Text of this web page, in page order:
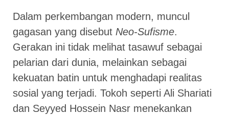
Dalam perkembangan modern, muncul
gagasan yang disebut Neo-Sufisme.
Gerakan ini tidak melihat tasawuf sebagai
pelarian dari dunia, melainkan sebagai
kekuatan batin untuk menghadapi realitas
sosial yang terjadi. Tokoh seperti Ali Shariati
dan Seyyed Hossein Nasr menekankan